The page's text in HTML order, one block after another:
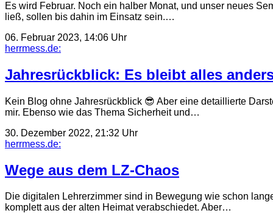
Es wird Februar. Noch ein halber Monat, und unser neues
ließ, sollen bis dahin im Einsatz sein.…
06. Februar 2023, 14:06 Uhr
herrmess.de:
Jahresrückblick: Es bleibt alles
Kein Blog ohne Jahresrückblick 😎 Aber eine detaillierte
mir. Ebenso wie das Thema Sicherheit und…
30. Dezember 2022, 21:32 Uhr
herrmess.de:
Wege aus dem LZ-Chaos
Die digitalen Lehrerzimmer sind in Bewegung wie schon
komplett aus der alten Heimat verabschiedet. Aber…